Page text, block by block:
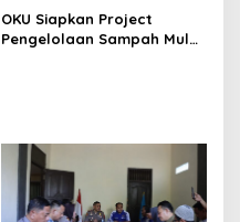
Kongkrit Pemkab OKU
Kurangi Pengangguran
OKU Siapkan Project
Pengelolaan Sampah Mulai